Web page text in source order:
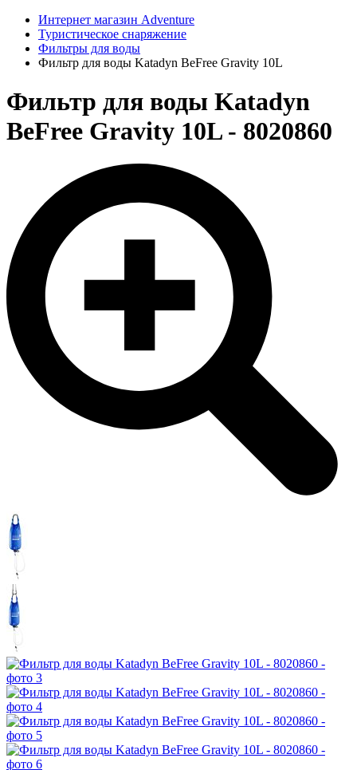
Интернет магазин Adventure
Туристическое снаряжение
Фильтры для воды
Фильтр для воды Katadyn BeFree Gravity 10L
Фильтр для воды Katadyn
BeFree Gravity 10L - 8020860